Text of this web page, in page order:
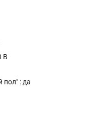
В
пол" : да